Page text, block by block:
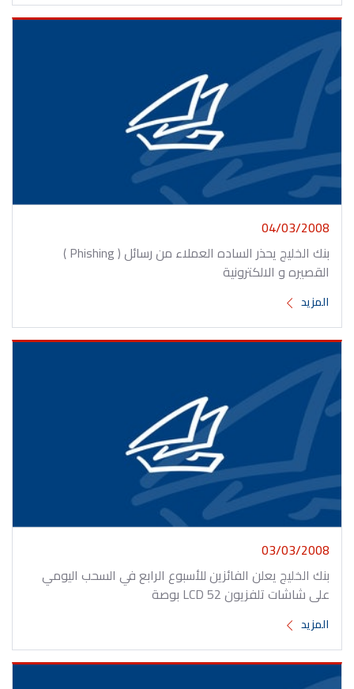
04/03/2008
بنك الخليج يحذر الساده العملاء من رسائل ( Phishing )
القصيره و الالكترونية
المزيد
03/03/2008
بنك الخليج يعلن الفائزين للأسبوع الرابع في السحب اليومي
على شاشات تلفزيون LCD 52 بوصة
المزيد